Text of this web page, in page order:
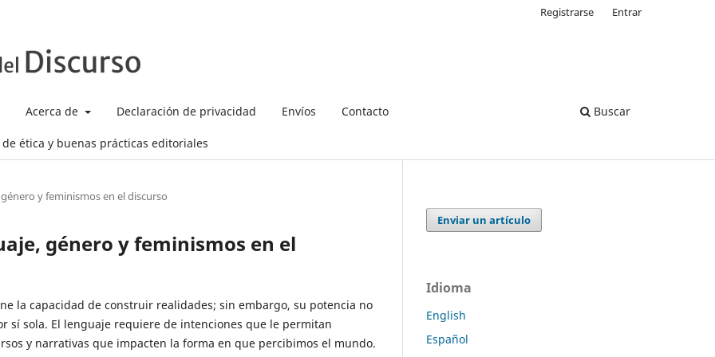
Acerca de Declaración de privacidad Envíos Contacto
ética y buenas prácticas editoriales
Buscar
Registrarse Entrar
y feminismos en el discurso
género y feminismos en el
la capacidad de construir realidades; sin embargo, su potencia no
sí sola. El lenguaje requiere de intenciones que le permitan
y narrativas que impacten la forma en que percibimos el mundo.
Enviar un artículo
Idioma
English
Español